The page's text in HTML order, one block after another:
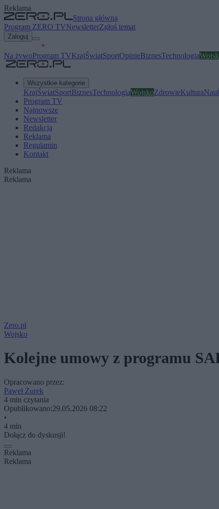
Reklama
Strona główna
Program ZERO TVNewsletterZgłoś temat
Zaloguj
Na żywoProgram TVKrajŚwiatSportOpinieBiznesTechnologia
Wszystkie kategorie
KrajŚwiatSportBiznesTechnologiaWojskoZdrowieKultura
Program TV
Najnowsze
Newsletter
Redakcja
Reklama
Regulamin
Kontakt
Reklama
Reklama
Zero.pl
Wojsko
Kolejne umowy z programu
Opracowano przez:
Paweł Żurek
4 min czytania
Opublikowano:29.05.2026 08:22
•
4 min
Dołącz do dyskusji!
Reklama
Reklama